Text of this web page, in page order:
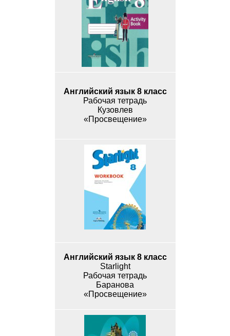
Английский язык 8 класс
Рабочая тетрадь
Кузовлев
«Просвещение»
Английский язык 8 класс
Starlight
Рабочая тетрадь
Баранова
«Просвещение»